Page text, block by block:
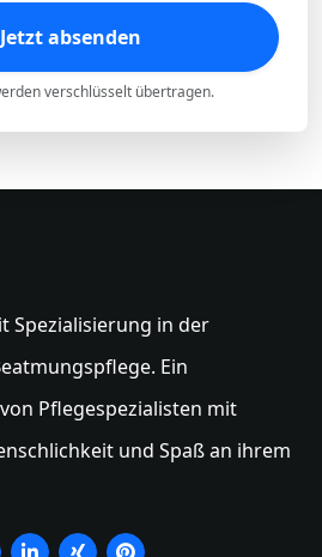
Jetzt absenden
verschlüsselt übertragen.
Spezialisierung in der
Ein
Pflegespezialisten mit
und Spaß an ihrem